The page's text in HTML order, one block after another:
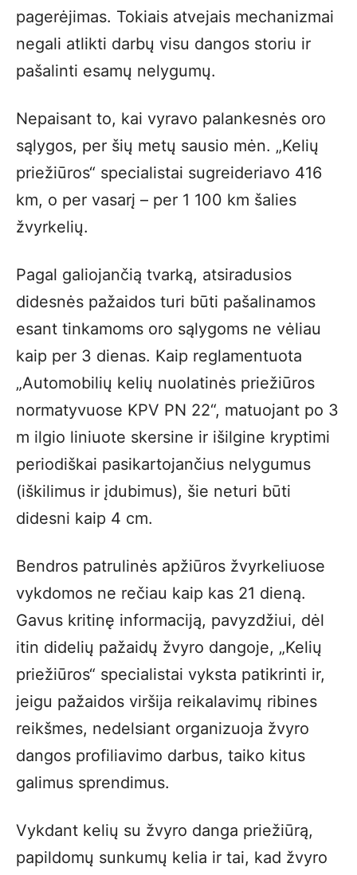
pagerėjimas. Tokiais atvejais mechanizmai
negali atlikti darbų visu dangos storiu ir
pašalinti esamų nelygumų.
Nepaisant to, kai vyravo palankesnės oro
sąlygos, per šių metų sausio mėn. „Kelių
priežiūros“ specialistai sugreideriavo 416
km, o per vasarį – per 1 100 km šalies
žvyrkelių.
Pagal galiojančią tvarką, atsiradusios
didesnės pažaidos turi būti pašalinamos
esant tinkamoms oro sąlygoms ne vėliau
kaip per 3 dienas. Kaip reglamentuota
„Automobilių kelių nuolatinės priežiūros
normatyvuose KPV PN 22“, matuojant po 3
m ilgio liniuote skersine ir išilgine kryptimi
periodiškai pasikartojančius nelygumus
(iškilimus ir įdubimus), šie neturi būti
didesni kaip 4 cm.
Bendros patrulinės apžiūros žvyrkeliuose
vykdomos ne rečiau kaip kas 21 dieną.
Gavus kritinę informaciją, pavyzdžiui, dėl
itin didelių pažaidų žvyro dangoje, „Kelių
priežiūros“ specialistai vyksta patikrinti ir,
jeigu pažaidos viršija reikalavimų ribines
reikšmes, nedelsiant organizuoja žvyro
dangos profiliavimo darbus, taiko kitus
galimus sprendimus.
Vykdant kelių su žvyro danga priežiūrą,
papildomų sunkumų kelia ir tai, kad žvyro